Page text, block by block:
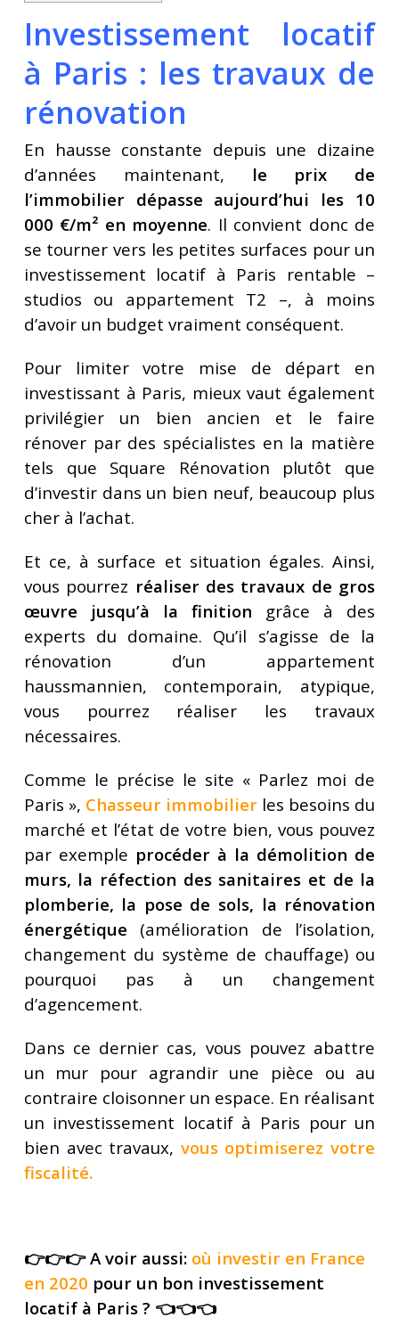
Investissement locatif
à Paris : les travaux de
rénovation
En hausse constante depuis une dizaine
d’années maintenant, le prix de
l’immobilier dépasse aujourd’hui les 10
000 €/m² en moyenne. Il convient donc de
se tourner vers les petites surfaces pour un
investissement locatif à Paris rentable –
studios ou appartement T2 –, à moins
d’avoir un budget vraiment conséquent.
Pour limiter votre mise de départ en
investissant à Paris, mieux vaut également
privilégier un bien ancien et le faire
rénover par des spécialistes en la matière
tels que Square Rénovation plutôt que
d’investir dans un bien neuf, beaucoup plus
cher à l’achat.
Et ce, à surface et situation égales. Ainsi,
vous pourrez réaliser des travaux de gros
œuvre jusqu’à la finition grâce à des
experts du domaine. Qu’il s’agisse de la
rénovation d’un appartement
haussmannien, contemporain, atypique,
vous pourrez réaliser les travaux
nécessaires.
Comme le précise le site « Parlez moi de
Paris », Chasseur immobilier les besoins du
marché et l’état de votre bien, vous pouvez
par exemple procéder à la démolition de
murs, la réfection des sanitaires et de la
plomberie, la pose de sols, la rénovation
énergétique (amélioration de l’isolation,
changement du système de chauffage) ou
pourquoi pas à un changement
d’agencement.
Dans ce dernier cas, vous pouvez abattre
un mur pour agrandir une pièce ou au
contraire cloisonner un espace. En réalisant
un investissement locatif à Paris pour un
bien avec travaux, vous optimiserez votre
fiscalité.
👉👉👉 A voir aussi: où investir en France
en 2020 pour un bon investissement
locatif à Paris ? 👈👈👈